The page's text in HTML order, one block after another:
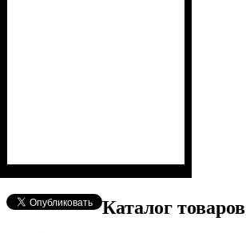
Каталог товаров